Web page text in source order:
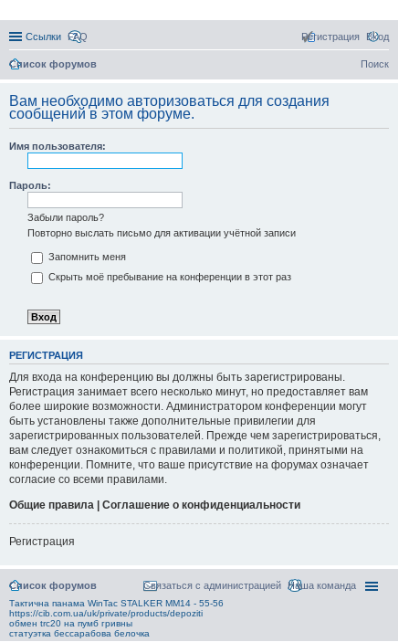
Ссылки FAQ Вход
Регистрация
Список форумов Поиск
Вам необходимо авторизоваться для создания
сообщений в этом форуме.
Имя пользователя:
Пароль:
Забыли пароль?
Повторно выслать письмо для активации учётной записи
Запомнить меня
Скрыть моё пребывание на конференции в этот раз
РЕГИСТРАЦИЯ
Для входа на конференцию вы должны быть зарегистрированы.
Регистрация занимает всего несколько минут, но предоставляет вам
более широкие возможности. Администратором конференции могут
быть установлены также дополнительные привилегии для
зарегистрированных пользователей. Прежде чем зарегистрироваться,
вам следует ознакомиться с правилами и политикой, принятыми на
конференции. Помните, что ваше присутствие на форумах означает
согласие со всеми правилами.
Общие правила | Соглашение о конфиденциальности
Регистрация
Список форумов Наша команда
Связаться с администрацией
Тактична панама WinTac STALKER ММ14 - 55-56
https://cib.com.ua/uk/private/products/depoziti
обмен trc20 на пумб гривны
статуэтка бессарабова белочка